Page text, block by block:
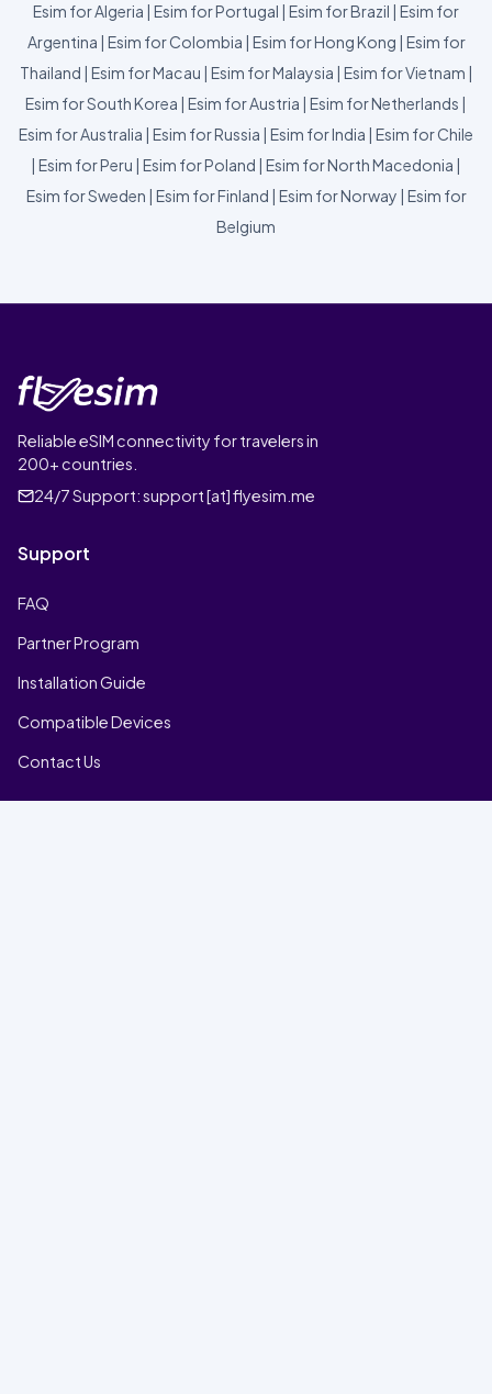
Esim for Algeria | Esim for Portugal | Esim for Brazil | Esim for
Argentina | Esim for Colombia | Esim for Hong Kong | Esim for
Thailand | Esim for Macau | Esim for Malaysia | Esim for Vietnam |
Esim for South Korea | Esim for Austria | Esim for Netherlands |
Esim for Australia | Esim for Russia | Esim for India | Esim for Chile
| Esim for Peru | Esim for Poland | Esim for North Macedonia |
Esim for Sweden | Esim for Finland | Esim for Norway | Esim for
Belgium
Reliable eSIM connectivity for travelers in
200+ countries.
24/7 Support:support [at] flyesim.me
Support
FAQ
Partner Program
Installation Guide
Compatible Devices
Contact Us